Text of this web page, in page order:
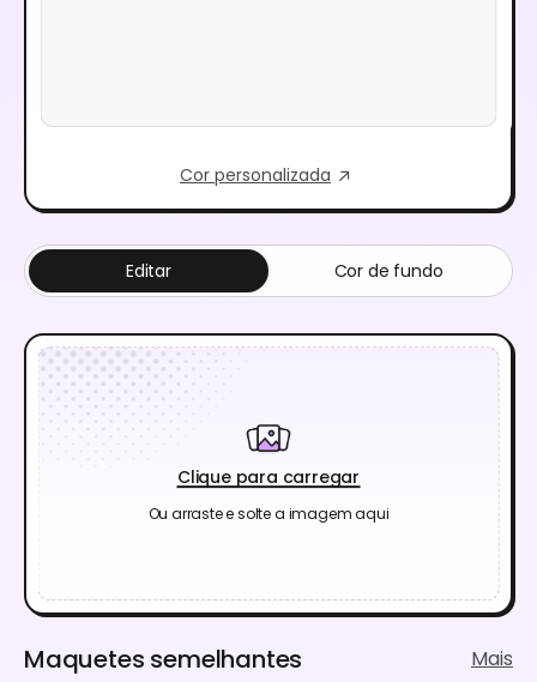
Cor personalizada
Clique para carregar
Ou arraste e solte a imagem aqui
Editar Cor de fundo
Maquetes semelhantes Mais